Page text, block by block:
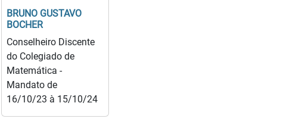
BRUNO GUSTAVO
BOCHER
Conselheiro Discente
do Colegiado de
Matemática -
Mandato de
16/10/23 à 15/10/24